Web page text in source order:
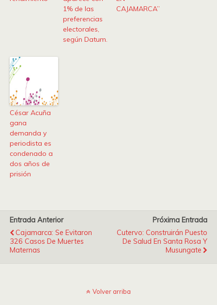
1% de las
preferencias
electorales,
según Datum.
CAJAMARCA”
César Acuña
gana
demanda y
periodista es
condenado a
dos años de
prisión
Entrada Anterior
Cajamarca: Se Evitaron
326 Casos De Muertes
Maternas
Próxima Entrada
Cutervo: Construirán Puesto
De Salud En Santa Rosa Y
Musungate
Volver arriba